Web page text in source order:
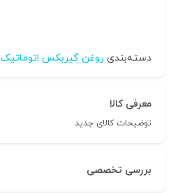
دسته‌بندی روغن گیربکس اتوماتیک CVT
معرفی کالا
توضیحات کالای جدید
بررسی تخصصی